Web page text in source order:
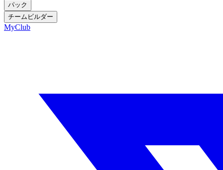
パック
チームビルダー
MyClub